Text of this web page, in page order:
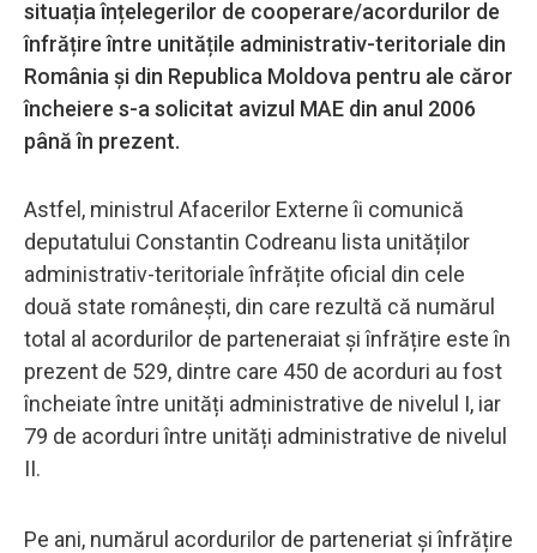
situația înțelegerilor de cooperare/acordurilor de
înfrățire între unitățile administrativ-teritoriale din
România și din Republica Moldova pentru ale căror
încheiere s-a solicitat avizul MAE din anul 2006
până în prezent.
Astfel, ministrul Afacerilor Externe îi comunică
deputatului Constantin Codreanu lista unităților
administrativ-teritoriale înfrățite oficial din cele
două state românești, din care rezultă că numărul
total al acordurilor de parteneraiat și înfrățire este în
prezent de 529, dintre care 450 de acorduri au fost
încheiate între unități administrative de nivelul I, iar
79 de acorduri între unități administrative de nivelul
II.
Pe ani, numărul acordurilor de parteneriat și înfrățire